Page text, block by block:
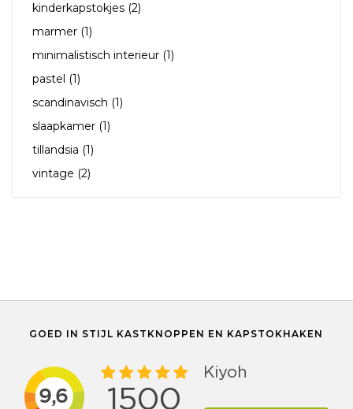
kinderkapstokjes (2)
marmer (1)
minimalistisch interieur (1)
pastel (1)
scandinavisch (1)
slaapkamer (1)
tillandsia (1)
vintage (2)
GOED IN STIJL KASTKNOPPEN EN KAPSTOKHAKEN